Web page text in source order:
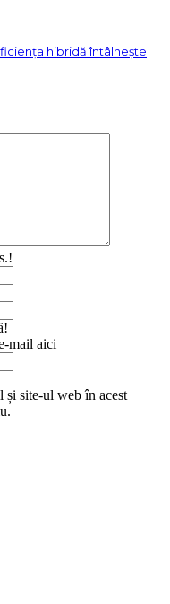
hibridă întâlnește
mail aici
și site-ul web în acest